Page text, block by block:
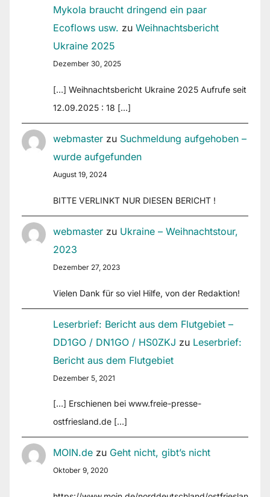
Mykola braucht dringend ein paar
Ecoflows usw. zu Weihnachtsbericht
Ukraine 2025
Dezember 30, 2025
[…] Weihnachtsbericht Ukraine 2025 Aufrufe seit
12.09.2025 : 18 […]
webmaster zu Suchmeldung aufgehoben –
wurde aufgefunden
August 19, 2024
BITTE VERLINKT NUR DIESEN BERICHT !
webmaster zu Ukraine – Weihnachtstour,
2023
Dezember 27, 2023
Vielen Dank für so viel Hilfe, von der Redaktion!
Leserbrief: Bericht aus dem Flutgebiet –
DD1GO / DN1GO / HS0ZKJ zu Leserbrief:
Bericht aus dem Flutgebiet
Dezember 5, 2021
[…] Erschienen bei www.freie-presse-
ostfriesland.de […]
MOIN.de zu Geht nicht, gibt’s nicht
Oktober 9, 2020